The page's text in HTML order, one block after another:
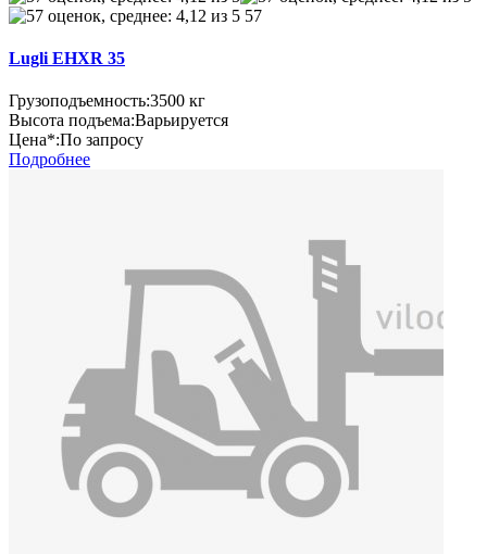
57
Lugli EHXR 35
Грузоподъемность:3500 кг
Высота подъема:Варьируется
Цена*:По запросу
Подробнее